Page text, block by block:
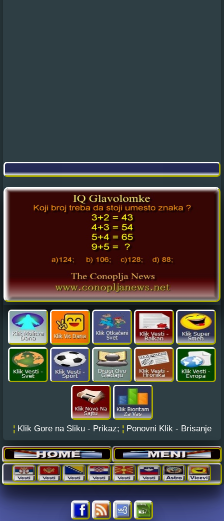
¦ Klik Gore na Sliku - Prikaz; ¦ Ponovni Klik - Brisanje